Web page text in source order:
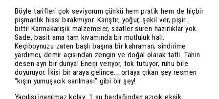
Böyle tarifleri çok seviyorum çünkü hem pratik hem de hiçbir
pişmanlık hissi bırakmıyor. Karıştır, yoğur, şekil ver, pişir…
bitti! Karmakarışık malzemeler, saatler süren hazırlıklar yok.
Sade, basit ama tam kıvamında bir mutluluk hali.
Keçiboynuzu zaten başlı başına bir kahraman; sindirime
yardımcı, demir açısından zengin ve doğal olarak tatlı. Tahin
desen ayrı bir dünya! Enerji veriyor, tok tutuyor, ruhu bile
doyuruyor. İkisi bir araya gelince... ortaya çıkan şey resmen
“kışın yumuşacık sarılması” gibi bir şey!
Yapılışı inanılmaz kolay: 1 su bardağından azıcık eksik